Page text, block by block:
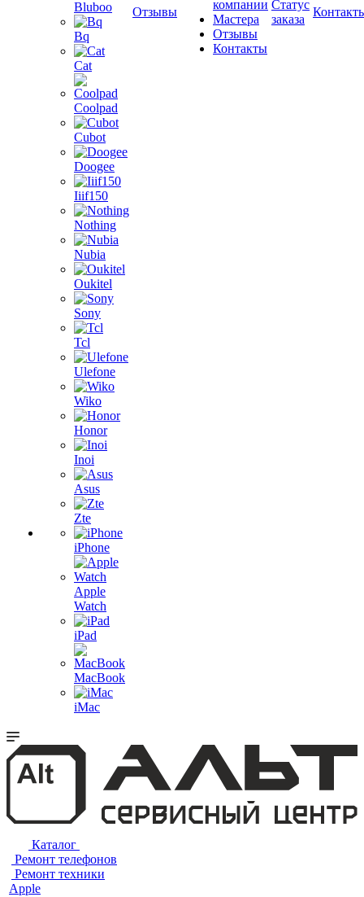
Bluboo
Bq
Cat
Coolpad
Cubot
Doogee
Iiif150
Nothing
Nubia
Oukitel
Sony
Tcl
Ulefone
Wiko
Honor
Inoi
Asus
Zte
iPhone
Apple
Watch
iPad
MacBook
iMac
Отзывы
компании
Мастера
Отзывы
Контакты
Статус
заказа
Каталог
Ремонт телефонов
Ремонт техники
Apple